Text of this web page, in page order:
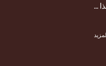
...